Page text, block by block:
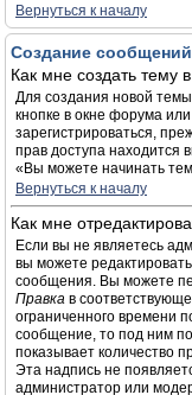
Вернуться к началу
Создание сообщений
Как мне создать тему
Для создания новой
кнопке в окне форума
зарегистрироваться,
прав доступа
«Вы можете начинать
Вернуться к началу
Как мне
Если вы не являетесь
вы можете
сообщения. Вы можете
Правка в
ограниченного времени
сообщение, то под ним
показывает количество
Эта надпись не
администратор или